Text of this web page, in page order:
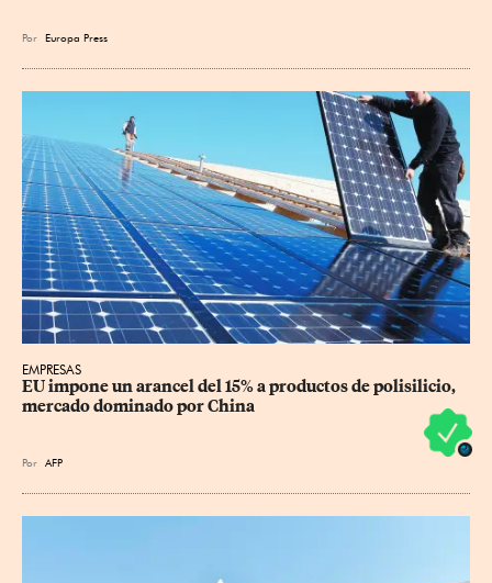
Por Europa Press
EMPRESAS
EU impone un arancel del 15% a productos de polisilicio,
mercado dominado por China
Por AFP